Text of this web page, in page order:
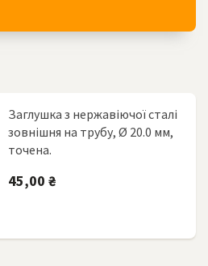
Заглушка з нержавіючої сталі
зовнішня на трубу, Ø 20.0 мм,
точена.
45,00 ₴